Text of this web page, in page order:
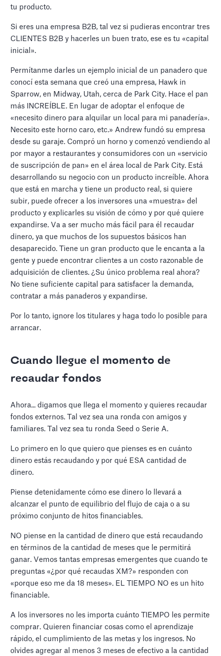
tu producto.
Si eres una empresa B2B, tal vez si pudieras encontrar tres
CLIENTES B2B y hacerles un buen trato, ese es tu «capital
inicial».
Permítanme darles un ejemplo inicial de un panadero que
conocí esta semana que creó una empresa, Hawk in
Sparrow, en Midway, Utah, cerca de Park City. Hace el pan
más INCREÍBLE. En lugar de adoptar el enfoque de
«necesito dinero para alquilar un local para mi panadería».
Necesito este horno caro, etc.» Andrew fundó su empresa
desde su garaje. Compró un horno y comenzó vendiendo al
por mayor a restaurantes y consumidores con un «servicio
de suscripción de pan» en el área local de Park City. Está
desarrollando su negocio con un producto increíble. Ahora
que está en marcha y tiene un producto real, si quiere
subir, puede ofrecer a los inversores una «muestra» del
producto y explicarles su visión de cómo y por qué quiere
expandirse. Va a ser mucho más fácil para él recaudar
dinero, ya que muchos de los supuestos básicos han
desaparecido. Tiene un gran producto que le encanta a la
gente y puede encontrar clientes a un costo razonable de
adquisición de clientes. ¿Su único problema real ahora?
No tiene suficiente capital para satisfacer la demanda,
contratar a más panaderos y expandirse.
Por lo tanto, ignore los titulares y haga todo lo posible para
arrancar.
Cuando llegue el momento de
recaudar fondos
Ahora... digamos que llega el momento y quieres recaudar
fondos externos. Tal vez sea una ronda con amigos y
familiares. Tal vez sea tu ronda Seed o Serie A.
Lo primero en lo que quiero que pienses es en cuánto
dinero estás recaudando y por qué ESA cantidad de
dinero.
Piense detenidamente cómo ese dinero lo llevará a
alcanzar el punto de equilibrio del flujo de caja o a su
próximo conjunto de hitos financiables.
NO piense en la cantidad de dinero que está recaudando
en términos de la cantidad de meses que le permitirá
ganar. Vemos tantas empresas emergentes que cuando te
preguntas «¿por qué recaudas XM?» responden con
«porque eso me da 18 meses». EL TIEMPO NO es un hito
financiable.
A los inversores no les importa cuánto TIEMPO les permite
comprar. Quieren financiar cosas como el aprendizaje
rápido, el cumplimiento de las metas y los ingresos. No
olvides agregar al menos 3 meses de efectivo a la cantidad